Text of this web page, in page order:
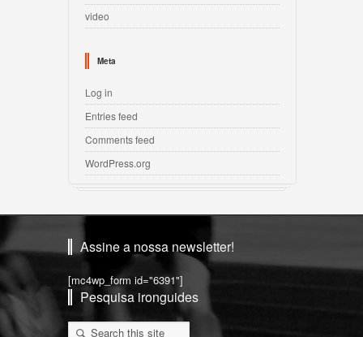
video
Meta
Log in
Entries feed
Comments feed
WordPress.org
Assine a nossa newsletter!
[mc4wp_form id="6391"]
Pesquisa ironguides